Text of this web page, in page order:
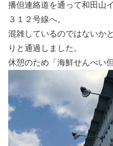
播但連絡道を通って和田山
３１２号線へ。
混雑しているのではないか
りと通過しました。
休憩のため「海鮮せんべい